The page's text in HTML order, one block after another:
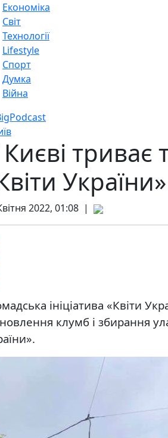
Економіка
Світ
Технології
Lifestyle
Спорт
Думка
Війна
триває
України»
2022, 01:08 |
ініціатива «Квіти
клумб і збирання